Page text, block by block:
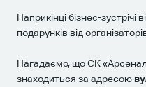
Наприкінці бізнес-
подарунків від
Нагадаємо, що СК
знаходиться за адресою